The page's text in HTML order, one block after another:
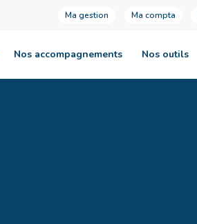
Ma gestion Ma compta
Nos accompagnements Nos outils